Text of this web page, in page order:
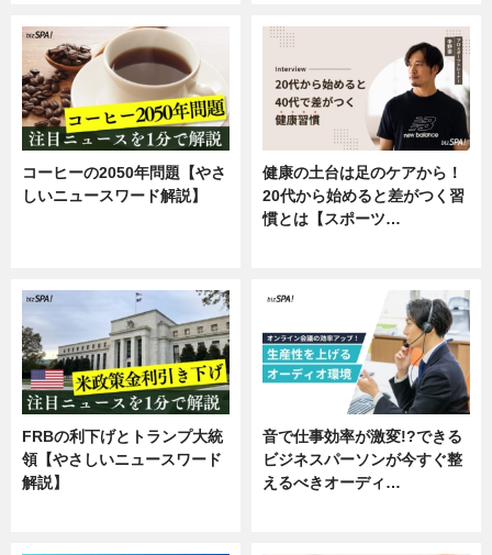
コーヒーの2050年問題【やさ
しいニュースワード解説】
健康の土台は足のケアから！
20代から始めると差がつく習
慣とは【スポーツ…
FRBの利下げとトランプ大統
領【やさしいニュースワード
解説】
音で仕事効率が激変!?できる
ビジネスパーソンが今すぐ整
えるべきオーディ…